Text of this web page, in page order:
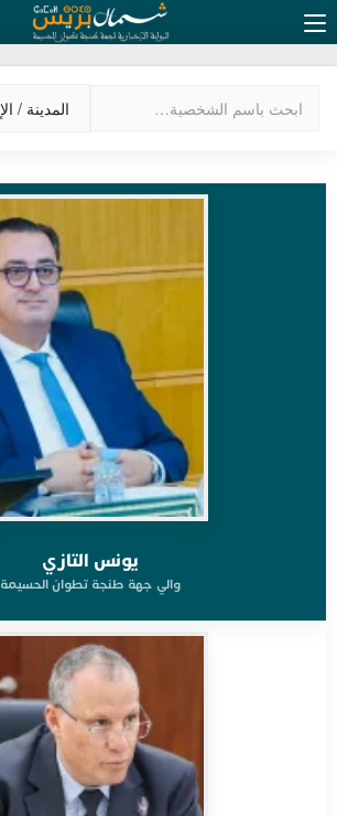
يونس التازي
والي جهة طنجة تطوان الحسيمة